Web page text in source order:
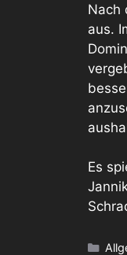
Nach
aus.
Es